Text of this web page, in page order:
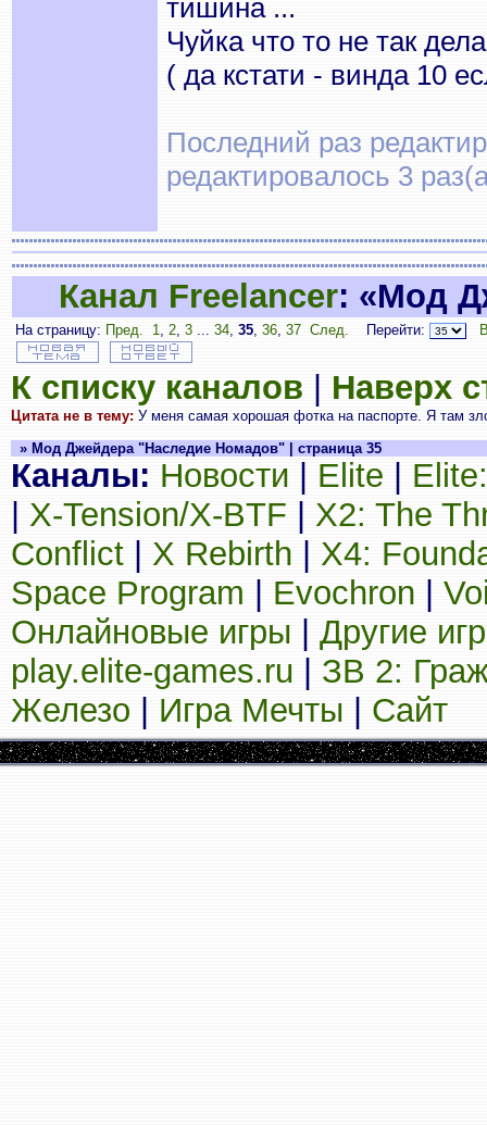
тишина ...
Чуйка что то не так
( да кстати - винда 10
Последний раз
редактировалось 3
Канал Freelancer: «Мод
На страницу: Пред. 1, 2, 3 ... 34, 35, 36, 37 След. Перейти:
К списку каналов Наверх
Цитата не в тему: У меня самая хорошая фотка на паспорте. Я там
» Мод Джейдера "Наследие Номадов" | страница 35
Каналы: Новости Elite
X-Tension/X-BTF
X2: The
Conflict
X Rebirth
X4:
Space Program
Evochron
Онлайновые игры
Другие
play.elite-games.ru
ЗВ 2:
Железо
Игра Мечты Сайт